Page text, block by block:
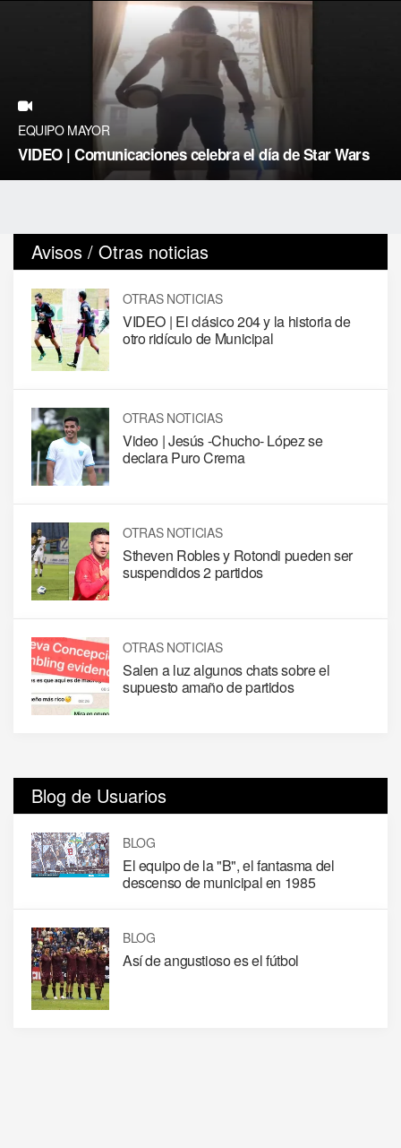
EQUIPO MAYOR
VIDEO | Comunicaciones celebra el día de Star Wars
Avisos / Otras noticias
OTRAS NOTICIAS
VIDEO | El clásico 204 y la historia de
otro ridículo de Municipal
OTRAS NOTICIAS
Video | Jesús -Chucho- López se
declara Puro Crema
OTRAS NOTICIAS
Stheven Robles y Rotondi pueden ser
suspendidos 2 partidos
OTRAS NOTICIAS
Salen a luz algunos chats sobre el
supuesto amaño de partidos
Blog de Usuarios
BLOG
El equipo de la "B", el fantasma del
descenso de municipal en 1985
BLOG
Así de angustioso es el fútbol